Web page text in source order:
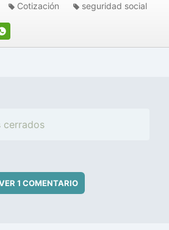
Cotización seguridad social
cerrados
1 COMENTARIO